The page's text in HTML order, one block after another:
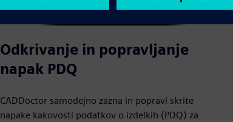
Odkrivanje in popravljanje
napak PDQ
CADDoctor samodejno zazna in popravi skrite
napake kakovosti podatkov o izdelkih (PDQ) za